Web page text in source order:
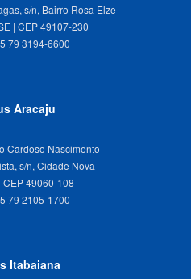
s/n, Bairro Rosa Elze
| CEP 49107-230
Aracaju
Cardoso Nascimento
s/n, Cidade Nova
CEP 49060-108
Itabaiana